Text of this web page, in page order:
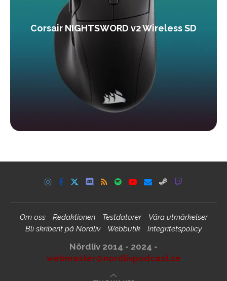
Corsair NIGHTSWORD v2 Wireless SD
Om oss Redaktionen Testdatorer
Våra utmärkelser
Bli skribent på Nördliv
Webbutik Integritetspolicy
Nördliv 2014 - 2024 -
webmaster@nordlivpodcast.se